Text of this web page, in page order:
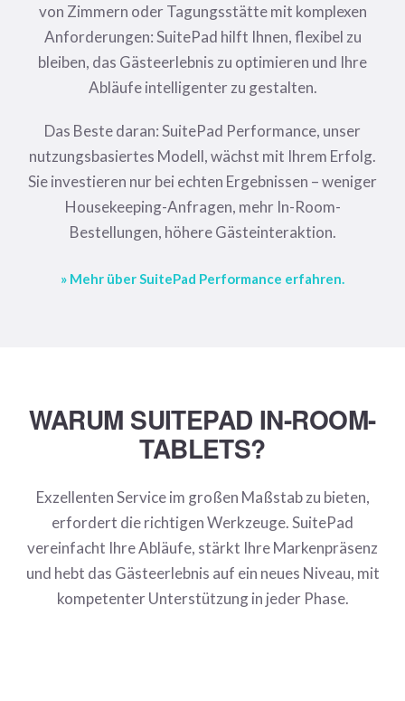
von Zimmern oder Tagungsstätte mit komplexen
Anforderungen: SuitePad hilft Ihnen, flexibel zu
bleiben, das Gästeerlebnis zu optimieren und Ihre
Abläufe intelligenter zu gestalten.
Das Beste daran: SuitePad Performance, unser
nutzungsbasiertes Modell, wächst mit Ihrem Erfolg.
Sie investieren nur bei echten Ergebnissen – weniger
Housekeeping-Anfragen, mehr In-Room-
Bestellungen, höhere Gästeinteraktion.
» Mehr über SuitePad Performance erfahren.
WARUM SUITEPAD IN-ROOM-
TABLETS?
Exzellenten Service im großen Maßstab zu bieten,
erfordert die richtigen Werkzeuge. SuitePad
vereinfacht Ihre Abläufe, stärkt Ihre Markenpräsenz
und hebt das Gästeerlebnis auf ein neues Niveau, mit
kompetenter Unterstützung in jeder Phase.